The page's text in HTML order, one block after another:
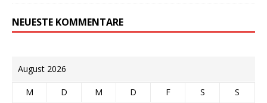
NEUESTE KOMMENTARE
August 2026
M D M D F S
S